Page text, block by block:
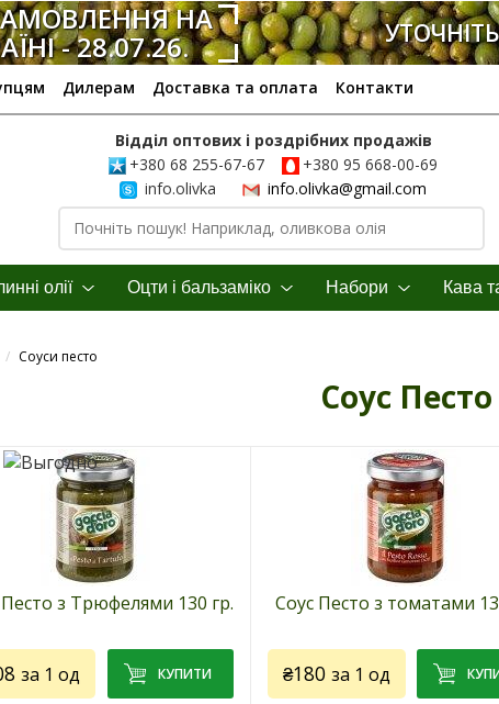
НА
- 28.07.26.
Дилерам Доставка та оплата Контакти
Відділ оптових і роздрібних продажів
+380 68 255-67-67
+380 95 668-00-69
info.olivka
info.olivka@gmail.com
олії Оцти і бальзаміко Hабори Кава
/ Соуси песто
Соус Песто
з Трюфелями 130 гр.
за 1 од
Соус Песто з томатами
₴180 за 1 од